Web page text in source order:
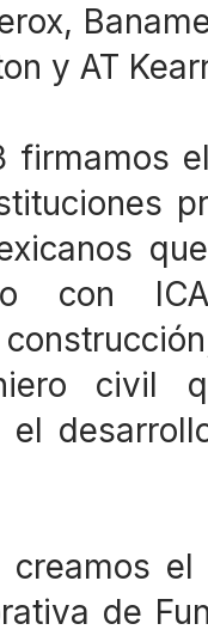
y AT
firmamos
con
civil
el
creamos
de